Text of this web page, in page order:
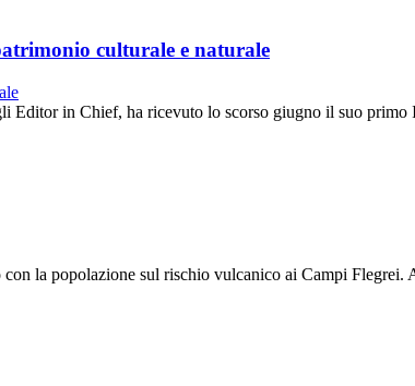
culturale e naturale
in Chief, ha ricevuto lo scorso giugno il suo primo
la popolazione sul rischio vulcanico ai Campi Flegrei.